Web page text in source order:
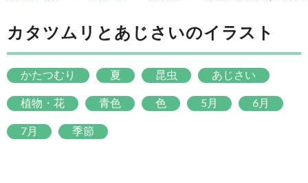
カタツムリとあじさいのイラスト
かたつむり 夏 昆虫 あじさい
植物・花 青色 色 5月 6月
7月 季節